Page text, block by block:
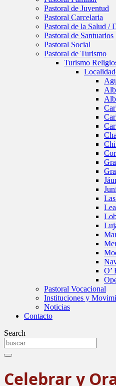
Pastoral de Juventud
Pastoral Carcelaria
Pastoral de la Salud /
Pastoral de Santuarios
Pastoral Social
Pastoral de Turismo
Turismo
O’
Pastoral Vocacional
Instituciones y
Noticias
Contacto
Search
Celebrar y